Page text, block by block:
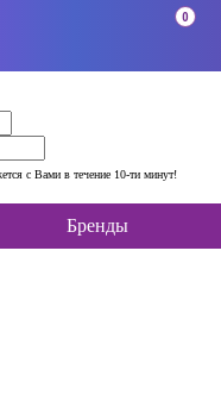
с Вами в течение 10-ти минут!
0
Бренды